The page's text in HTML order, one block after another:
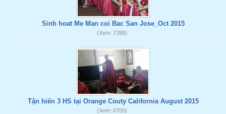
Sinh hoat Me Man coi Bac San Jose_Oct 2015
(Xem: 7288)
Tận hiến 3 HS tại Orange Couty California August 2015
(Xem: 6700)